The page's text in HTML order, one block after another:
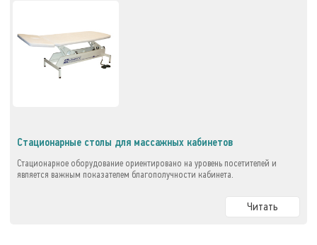
Стационарные столы для массажных кабинетов
Стационарное оборудование ориентировано на уровень посетителей и
является важным показателем благополучности кабинета.
Читать